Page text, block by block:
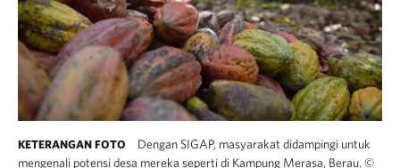
KETERANGAN FOTO
Dengan SIGAP, masyarakat didampingi untuk
mengenali potensi desa mereka seperti di Kampung Merasa, Berau. ©